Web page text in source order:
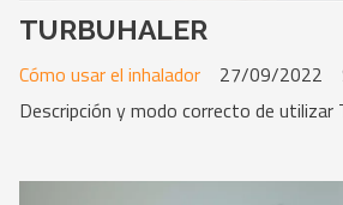
TURBUHALER
Cómo usar el inhalador
27/09/2022
Descripción y modo correcto de utilizar